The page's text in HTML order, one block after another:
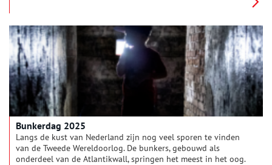
Bouhuys (1927-2008). Daarnaast laat het museum een selectie
zien van de parels uit de bijzondere collectie
bevrijdingsmemorabilia van Weesper verzamelaar Dennis Koek.
Bunkerdag 2025
Langs de kust van Nederland zijn nog veel sporen te vinden
van de Tweede Wereldoorlog. De bunkers, gebouwd als
onderdeel van de Atlantikwall, springen het meest in het oog.